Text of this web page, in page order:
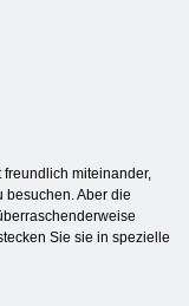
freundlich miteinander,
besuchen. Aber die
Sie sie in spezielle